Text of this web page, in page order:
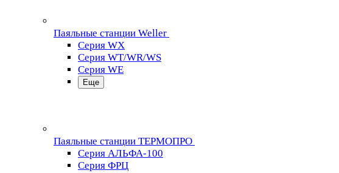
Паяльные станции Weller
Серия WX
Серия WT/WR/WS
Серия WE
Еще
Паяльные станции ТЕРМОПРО
Серия АЛЬФА-100
Серия ФРЦ